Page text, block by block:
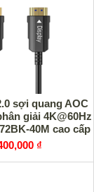
sợi quang AOC
giải 4K@60Hz
40M cao cấp
₫